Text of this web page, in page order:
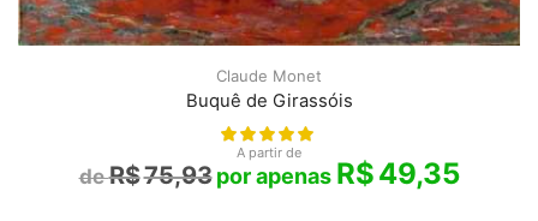
Claude Monet
Buquê de Girassóis
A partir de
R$75,93 R$49,35